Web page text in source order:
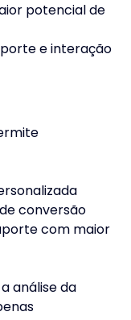
potencial de
e interação
conversão
com maior
análise da